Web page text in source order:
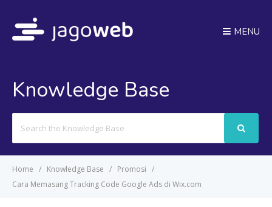
MENU
Knowledge Base
For
Home Knowledge Base
Promosi
Cara Memasang Tracking Code Google Ads di Wix.com